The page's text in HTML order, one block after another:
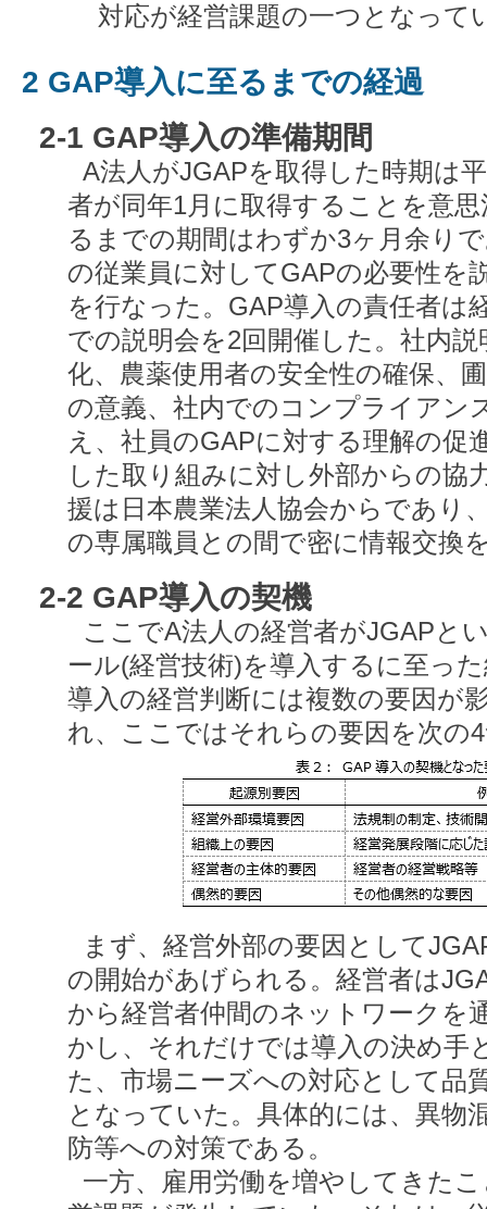
対応が経営課題の一つとなって
2 GAP導入に至るまでの経過
2-1 GAP導入の準備期間
A法人がJGAPを取得した時期は
者が同年1月に取得することを意
るまでの期間はわずか3ヶ月余り
の従業員に対してGAPの必要性を
を行なった。GAP導入の責任者は
での説明会を2回開催した。社内
化、農薬使用者の安全性の確保、
の意義、社内でのコンプライアン
え、社員のGAPに対する理解の促
した取り組みに対し外部からの協
援は日本農業法人協会からであり
の専属職員との間で密に情報交換
2-2 GAP導入の契機
ここでA法人の経営者がJGAPと
ール(経営技術)を導入するに至っ
導入の経営判断には複数の要因が
れ、ここではそれらの要因を次の
まず、経営外部の要因として
の開始があげられる。経営者は
から経営者仲間のネットワークを
かし、それだけでは導入の決め手
た、市場ニーズへの対応として品
となっていた。具体的には、異物
防等への対策である。
一方、雇用労働を増やしてきた